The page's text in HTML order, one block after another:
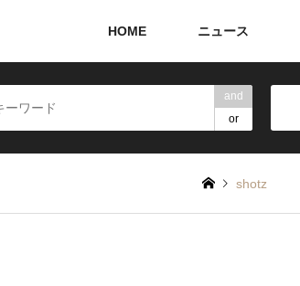
HOME ニュース
and
or
shotz